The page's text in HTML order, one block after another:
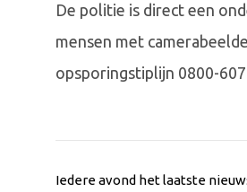
De politie is direct een
mensen met
opsporingstiplijn 0800-
Iedere avond het laatste